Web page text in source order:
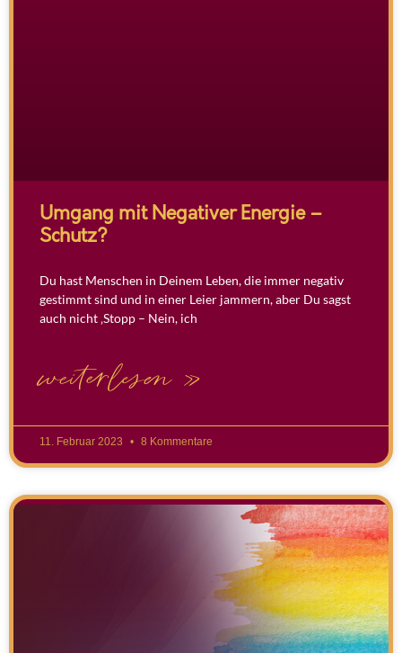
Umgang mit Negativer Energie –
Schutz?
Du hast Menschen in Deinem Leben, die immer negativ
gestimmt sind und in einer Leier jammern, aber Du sagst
auch nicht ‚Stopp – Nein, ich
weiterlesen »
11. Februar 2023 8 Kommentare